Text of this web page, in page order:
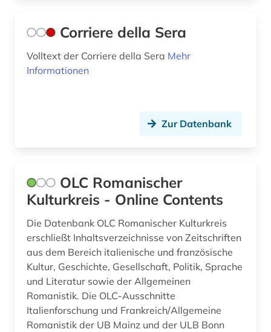
kommentar (2)
korpus (2)
kronländer (1)
kultur (2)
kulturgeschichte (1)
kulturwissenschaften (9)
kunst (3)
kunstauktion (1)
kunstgeschichte (2)
kunsthandel (1)
Corriere della Sera
Volltext der Corriere della Sera Mehr
Informationen
Zur Datenbank
OLC Romanischer
Kulturkreis - Online Contents
Die Datenbank OLC Romanischer Kulturkreis
erschließt Inhaltsverzeichnisse von Zeitschriften
aus dem Bereich italienische und französische
Kultur, Geschichte, Gesellschaft, Politik, Sprache
und Literatur sowie der Allgemeinen
Romanistik. Die OLC-Ausschnitte
Italienforschung und Frankreich/Allgemeine
Romanistik der UB Mainz und der ULB Bonn